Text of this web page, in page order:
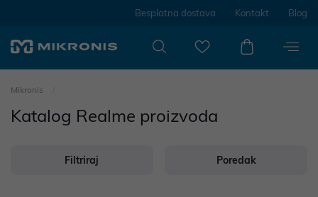
Besplatna dostava Kontakt Blog
Mikronis
Katalog Realme proizvoda
Filtriraj Poredak